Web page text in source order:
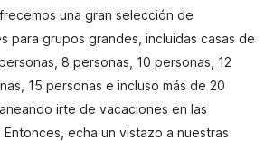
una gran selección de
para grupos grandes, incluidas casas de
8 personas, 10 personas, 12
15 personas e incluso más de 20
irte de vacaciones en las
Entonces, echa un vistazo a nuestras